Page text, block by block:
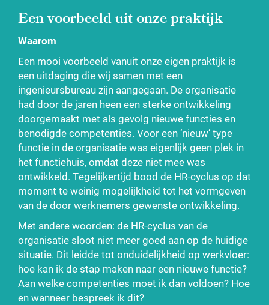
Een voorbeeld uit onze praktijk
Waarom
Een mooi voorbeeld vanuit onze eigen praktijk is
een uitdaging die wij samen met een
ingenieursbureau zijn aangegaan. De organisatie
had door de jaren heen een sterke ontwikkeling
doorgemaakt met als gevolg nieuwe functies en
benodigde competenties. Voor een ‘nieuw’ type
functie in de organisatie was eigenlijk geen plek in
het functiehuis, omdat deze niet mee was
ontwikkeld. Tegelijkertijd bood de HR-cyclus op dat
moment te weinig mogelijkheid tot het vormgeven
van de door werknemers gewenste ontwikkeling.
Met andere woorden: de HR-cyclus van de
organisatie sloot niet meer goed aan op de huidige
situatie. Dit leidde tot onduidelijkheid op werkvloer:
hoe kan ik de stap maken naar een nieuwe functie?
Aan welke competenties moet ik dan voldoen? Hoe
en wanneer bespreek ik dit?